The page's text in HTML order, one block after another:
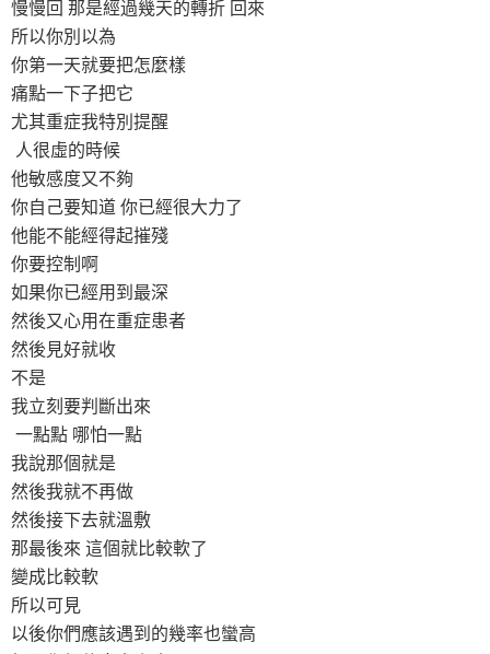
慢慢回 那是經過幾天的轉折 回來
所以你別以為
你第一天就要把怎麼樣
痛點一下子把它
尤其重症我特別提醒
人很虛的時候
他敏感度又不夠
你自己要知道 你已經很大力了
他能不能經得起摧殘
你要控制啊
如果你已經用到最深
然後又心用在重症患者
然後見好就收
不是
我立刻要判斷出來
一點點 哪怕一點
我說那個就是
然後我就不再做
然後接下去就溫敷
那最後來 這個就比較軟了
變成比較軟
所以可見
以後你們應該遇到的幾率也蠻高